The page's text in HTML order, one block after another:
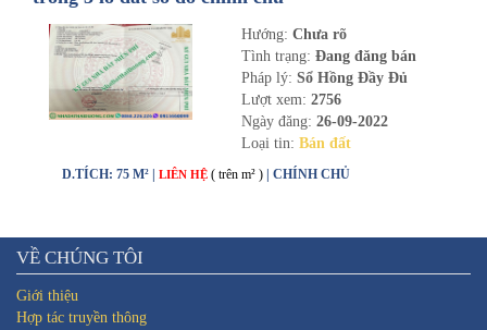
Hướng: Chưa rõ
Tình trạng: Đang đăng bán
Pháp lý: Sổ Hồng Đầy Đủ
Lượt xem: 2756
Ngày đăng: 26-09-2022
Loại tin: Bán đất
D.TÍCH: 75 M² | LIÊN HỆ ( trên m² ) | CHÍNH CHỦ
VỀ CHÚNG TÔI
Giới thiệu
Hợp tác truyền thông